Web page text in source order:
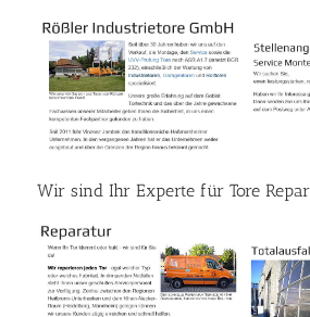
Wir sind Ihr Experte für Tore